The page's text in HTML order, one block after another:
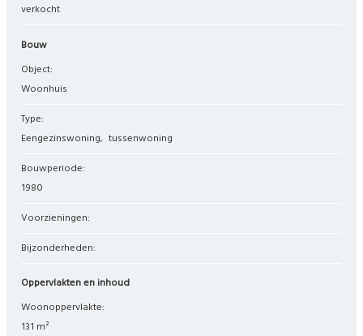
verkocht
Bouw
Object:
woonhuis
Type:
eengezinswoning tussenwoning
Bouwperiode:
1980
Voorzieningen:
Bijzonderheden:
Oppervlakten en inhoud
Woonoppervlakte:
131 m²